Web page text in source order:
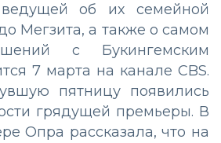
об их семейной
Мегзита, а также о самом
с Букингемским
7 марта на канале CBS.
пятницу появились
грядущей премьеры. В
Опра рассказала, что на